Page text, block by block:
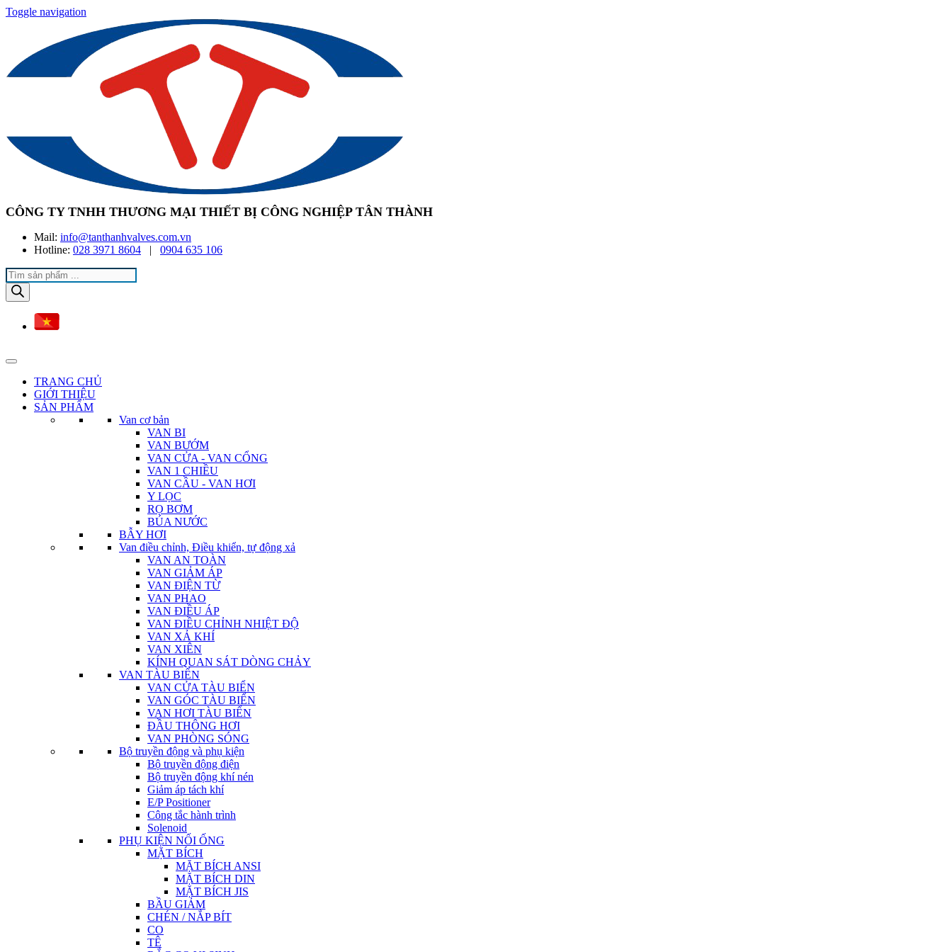
Toggle navigation
CÔNG TY TNHH THƯƠNG MẠI THIẾT BỊ CÔNG NGHIỆP TÂN THÀNH
Mail: info@tanthanhvalves.com.vn
Hotline: 028 3971 8604 | 0904 635 106
Products
search
TRANG CHỦ
GIỚI THIỆU
SẢN PHẨM
Van cơ bản
VAN BI
VAN BƯỚM
VAN CỬA - VAN CỔNG
VAN 1 CHIỀU
VAN CẦU - VAN HƠI
Y LỌC
RỌ BƠM
BÚA NƯỚC
BẪY HƠI
Van điều chỉnh, Điều khiển, tự động xả
VAN AN TOÀN
VAN GIẢM ÁP
VAN ĐIỆN TỪ
VAN PHAO
VAN ĐIỀU ÁP
VAN ĐIỀU CHỈNH NHIỆT ĐỘ
VAN XẢ KHÍ
VAN XIÊN
KÍNH QUAN SÁT DÒNG CHẢY
VAN TÀU BIỂN
VAN CỬA TÀU BIỂN
VAN GÓC TÀU BIỂN
VAN HƠI TÀU BIỂN
ĐẦU THÔNG HƠI
VAN PHÒNG SÓNG
Bộ truyền động và phụ kiện
Bộ truyền động điện
Bộ truyền động khí nén
Giảm áp tách khí
E/P Positioner
Công tắc hành trình
Solenoid
PHỤ KIỆN NỐI ỐNG
MẶT BÍCH
MẶT BÍCH ANSI
MẶT BÍCH DIN
MẶT BÍCH JIS
BẦU GIẢM
CHÉN / NẮP BÍT
CO
TÊ